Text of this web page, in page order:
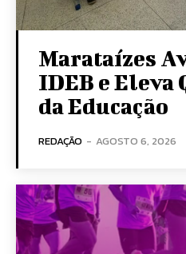
Marataízes
IDEB e Eleva
da Educação
REDAÇÃO - AGOSTO 6, 2026